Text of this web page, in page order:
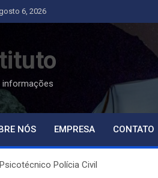
6, 2026
informações
NÓS EMPRESA CONTATO
Polícia Civil